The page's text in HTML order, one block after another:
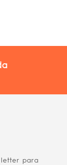
para